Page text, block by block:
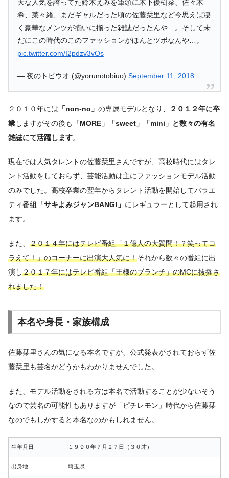
大な人気を誇ってた鈴木えみを筆頭に木下優樹菜、佐々木
希、菜々緒、まだギャルだった頃の佐藤栞里など今思えば凄
く豪華なメンツが揃いに揃った雑誌だったんや…。そして未
だにこの時代のこのファッションがほんとツボなんや…。
pic.twitter.com/I2pdzv3vOs
— 夜のトビウオ (@yorunotobiuo) September 11, 2018
２０１０年には 「non-no」 の専属モデルとなり、
２０１２年に卒
業しますがその後も
「MORE」「sweet」「mini」と数々の有名
雑誌にて活躍します。
現在では人気タレントの佐藤栞里さんですが、高校時代にはタレ
ント活動をしておらず、芸能活動は主にファッションモデル活動
のみでした。高校卒業の翌年からタレント活動を開始してバラエ
ティ番組
「サキよみジャンBANG!」 にレギュラーとして起用され
ます。
また、 ２０１４年にはテレビ番組「１億人の大質問！？笑ってコ
ラえて！」のコーナーに出演大人気に！それから数々の番組に出
演し２０１７年にはテレビ番組「王様のブランチ」のMCに抜擢さ
れました！
本名や身長・家族構成
佐藤栞里さんの気になる本名ですが、公式発表がされておらず佐
藤栞里も芸名かどうかもわかりませんでした。
また、モデル活動をされる方は本名で活動することが少ないそう
なので芸名の可能性もありますが「ピチレモン」時代から佐藤栞
なのでもしかすると本名なのかもしれません。
生年月日 １９９０年７月２７日（３０才）
出身地 埼玉県